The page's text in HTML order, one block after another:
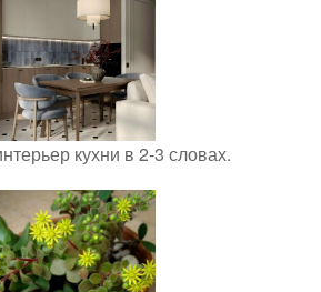
кухни в 2-3 словах.